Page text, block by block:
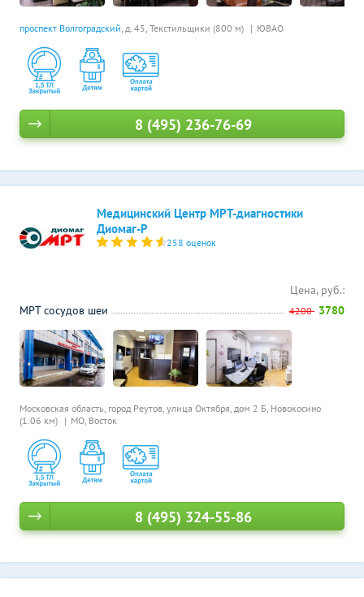
проспект Волгоградский, д. 45, Текстильщики (800 м) ЮВАО
8 (495) 236-76-69
Медицинский Центр МРТ-диагностики
Диомаг-Р
258 оценок
Московская область, город Реутов, улица Октября, дом 2 Б, Новокосино
(1.06 км)
МО, Восток
Цена, руб.:
МРТ сосудов шеи
4200 3780
8 (495) 324-55-86